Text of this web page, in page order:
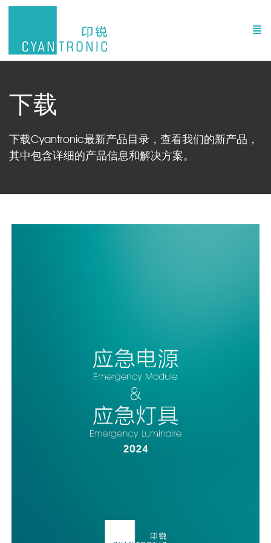
下载
下载Cyantronic最新产品目录，查看我们的新产品，
其中包含详细的产品信息和解决方案。